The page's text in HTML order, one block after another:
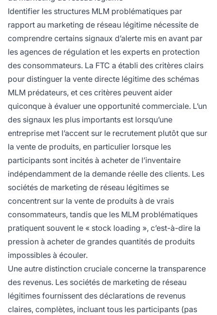
Identifier les structures MLM problématiques par
rapport au marketing de réseau légitime nécessite de
comprendre certains signaux d’alerte mis en avant par
les agences de régulation et les experts en protection
des consommateurs. La FTC a établi des critères clairs
pour distinguer la vente directe légitime des schémas
MLM prédateurs, et ces critères peuvent aider
quiconque à évaluer une opportunité commerciale. L’un
des signaux les plus importants est lorsqu’une
entreprise met l’accent sur le recrutement plutôt que sur
la vente de produits, en particulier lorsque les
participants sont incités à acheter de l’inventaire
indépendamment de la demande réelle des clients. Les
sociétés de marketing de réseau légitimes se
concentrent sur la vente de produits à de vrais
consommateurs, tandis que les MLM problématiques
pratiquent souvent le « stock loading », c’est-à-dire la
pression à acheter de grandes quantités de produits
impossibles à écouler.
Une autre distinction cruciale concerne la transparence
des revenus. Les sociétés de marketing de réseau
légitimes fournissent des déclarations de revenus
claires, complètes, incluant tous les participants (pas